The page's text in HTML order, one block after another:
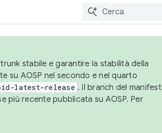
stabile e garantire la stabilità della
su AOSP nel secondo e nel quarto
latest-release . Il branch del manifest
più recente pubblicata su AOSP. Per